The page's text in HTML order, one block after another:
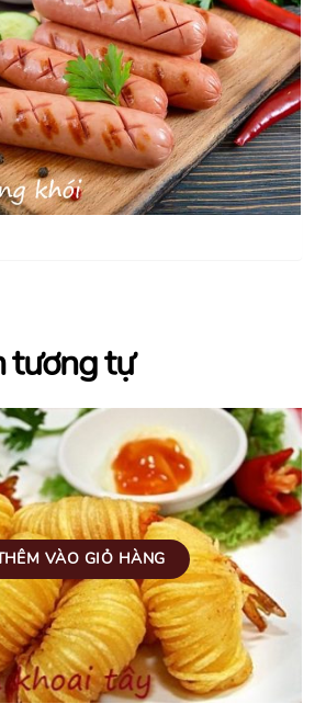
tương tự
VÀO GIỎ HÀNG